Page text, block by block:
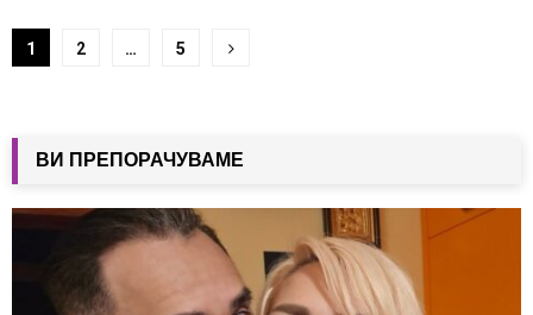
Навигација
написи
1 2 … 5
ВИ ПРЕПОРАЧУВАМЕ